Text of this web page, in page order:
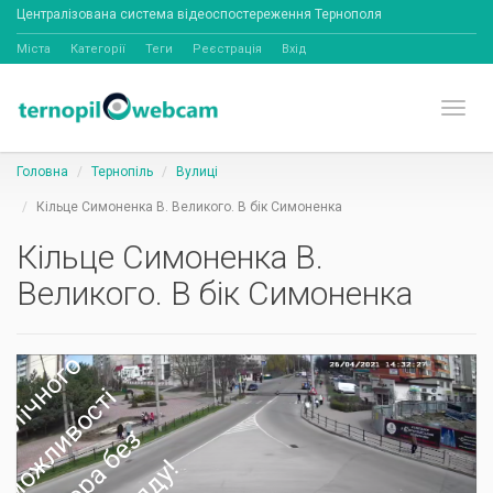
Централізована система відеоспостереження Тернополя
Міста Категорії Теги Реєстрація Вхід
Головна Тернопіль Вулиці
Кільце Симоненка В. Великого. В бік Симоненка
Кільце Симоненка В.
Великого. В бік Симоненка